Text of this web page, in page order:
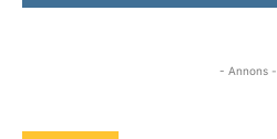
- Annons -